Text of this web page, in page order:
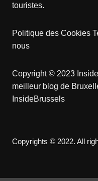
touristes.
Politique des Cookies
nous
Copyright © 2023
meilleur blog de
InsideBrussels
Copyrights © 2022. All